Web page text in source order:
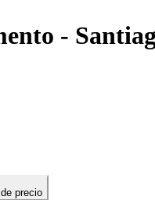
-
precio